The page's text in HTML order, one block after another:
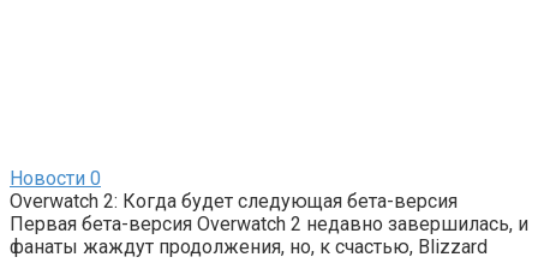
Новости 0
Overwatch 2: Когда будет следующая бета-версия
Первая бета-версия Overwatch 2 недавно завершилась, и
фанаты жаждут продолжения, но, к счастью, Blizzard